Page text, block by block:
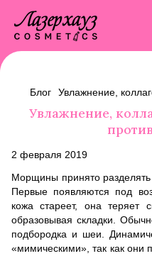
Блог Увлажнение,
Увлажнение,
2 февраля 2019
Морщины принято разделять
Первые появляются под
кожа стареет, она теряет
образовывая складки.
подбородка и шеи.
«мимическими», так как они